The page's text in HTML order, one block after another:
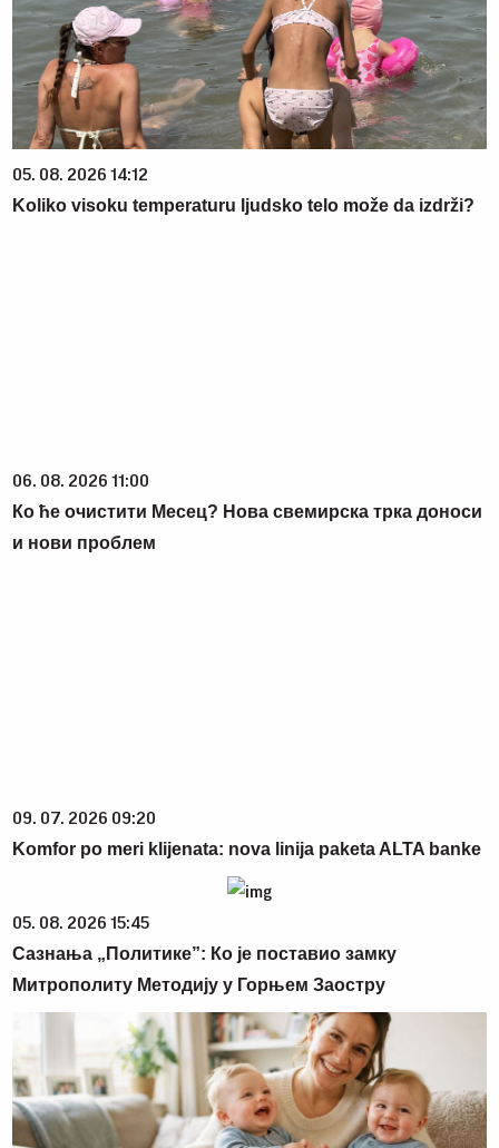
05. 08. 2026 14:12
Koliko visoku temperaturu ljudsko telo može da izdrži?
06. 08. 2026 11:00
Ко ће очистити Mесец? Нова свемирска трка доноси
и нови проблем
09. 07. 2026 09:20
Komfor po meri klijenata: nova linija paketa ALTA banke
05. 08. 2026 15:45
Сазнања „Политике”: Ко је поставио замку
Митрополиту Методију у Горњем Заостру